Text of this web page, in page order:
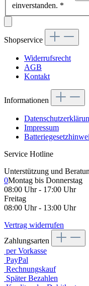
einverstanden. *
Shopservice
Widerrufsrecht
AGB
Kontakt
Informationen
Impressum
Service Hotline
Unterstützung und
0Montag bis Donnerstag
08:00 Uhr - 17:00 Uhr
Freitag
08:00 Uhr - 13:00 Uhr
Vertrag widerrufen
Zahlungsarten
per Vorkasse
PayPal
Rechnungskauf
Später Bezahlen